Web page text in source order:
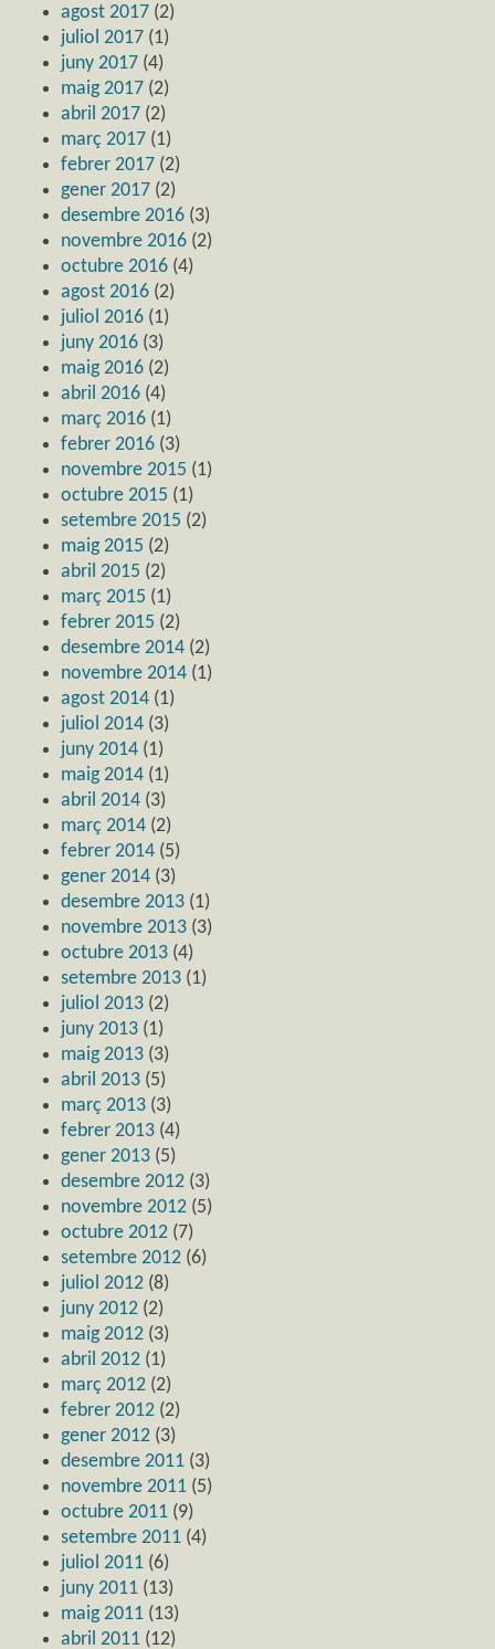
agost 2017 (2)
juliol 2017 (1)
juny 2017 (4)
maig 2017 (2)
abril 2017 (2)
març 2017 (1)
febrer 2017 (2)
gener 2017 (2)
desembre 2016 (3)
novembre 2016 (2)
octubre 2016 (4)
agost 2016 (2)
juliol 2016 (1)
juny 2016 (3)
maig 2016 (2)
abril 2016 (4)
març 2016 (1)
febrer 2016 (3)
novembre 2015 (1)
octubre 2015 (1)
setembre 2015 (2)
maig 2015 (2)
abril 2015 (2)
març 2015 (1)
febrer 2015 (2)
desembre 2014 (2)
novembre 2014 (1)
agost 2014 (1)
juliol 2014 (3)
juny 2014 (1)
maig 2014 (1)
abril 2014 (3)
març 2014 (2)
febrer 2014 (5)
gener 2014 (3)
desembre 2013 (1)
novembre 2013 (3)
octubre 2013 (4)
setembre 2013 (1)
juliol 2013 (2)
juny 2013 (1)
maig 2013 (3)
abril 2013 (5)
març 2013 (3)
febrer 2013 (4)
gener 2013 (5)
desembre 2012 (3)
novembre 2012 (5)
octubre 2012 (7)
setembre 2012 (6)
juliol 2012 (8)
juny 2012 (2)
maig 2012 (3)
abril 2012 (1)
març 2012 (2)
febrer 2012 (2)
gener 2012 (3)
desembre 2011 (3)
novembre 2011 (5)
octubre 2011 (9)
setembre 2011 (4)
juliol 2011 (6)
juny 2011 (13)
maig 2011 (13)
abril 2011 (12)